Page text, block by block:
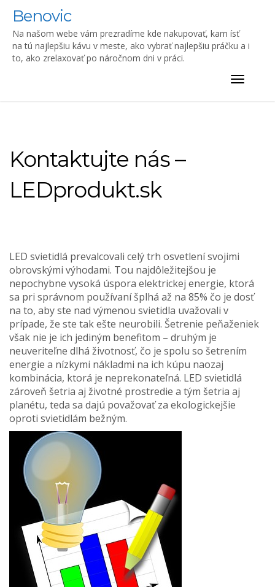
content
Benovic
Na našom webe vám prezradíme kde nakupovať, kam ísť
na tú najlepšiu kávu v meste, ako vybrať najlepšiu práčku a i
to, ako zrelaxovať po náročnom dni v práci.
Toggle
Kontaktujte nás –
LEDprodukt.sk
LED svietidlá prevalcovali celý trh osvetlení svojimi
obrovskými výhodami. Tou najdôležitejšou je
nepochybne vysoká úspora elektrickej energie, ktorá
sa pri správnom používaní šplhá až na 85% čo je dosť
na to, aby ste nad výmenou svietidla uvažovali v
prípade, že ste tak ešte neurobili. Šetrenie peňaženiek
však nie je ich jediným benefitom – druhým je
neuveriteľne dlhá životnosť, čo je spolu so šetrením
energie a nízkymi nákladmi na ich kúpu naozaj
kombinácia, ktorá je neprekonateľná. LED svietidlá
zároveň šetria aj životné prostredie a tým šetria aj
planétu, teda sa dajú považovať za ekologickejšie
oproti svietidlám bežným.